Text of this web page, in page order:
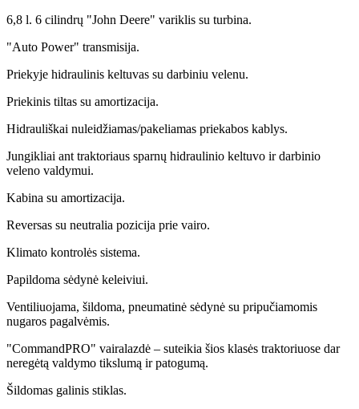
6,8 l. 6 cilindrų "John Deere" variklis su turbina.
"Auto Power" transmisija.
Priekyje hidraulinis keltuvas su darbiniu velenu.
Priekinis tiltas su amortizacija.
Hidrauliškai nuleidžiamas/pakeliamas priekabos kablys.
Jungikliai ant traktoriaus sparnų hidraulinio keltuvo ir darbinio
veleno valdymui.
Kabina su amortizacija.
Reversas su neutralia pozicija prie vairo.
Klimato kontrolės sistema.
Papildoma sėdynė keleiviui.
Ventiliuojama, šildoma, pneumatinė sėdynė su pripučiamomis
nugaros pagalvėmis.
"CommandPRO" vairalazdė – suteikia šios klasės traktoriuose dar
neregėtą valdymo tikslumą ir patogumą.
Šildomas galinis stiklas.